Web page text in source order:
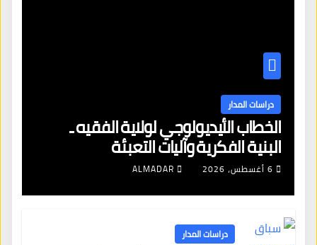
دراسات المدار
الخطاب الأيديولوجي لولاية الفقيه ـ
البنية الفكرية وآليات التعبئة
6 أغسطس، 2026 ALMADAR
دراسات المدار